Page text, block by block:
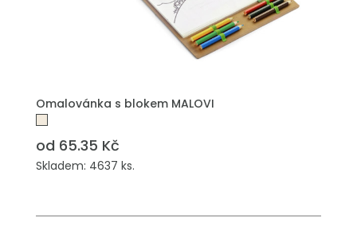
Omalovánka s blokem MALOVI
od 65.35 Kč
Skladem: 4637 ks.